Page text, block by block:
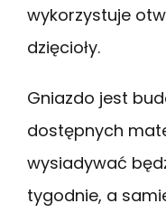
wykorzystuje
dzięcioły.
Gniazdo jest
dostępnych
wysiadywać
tygodnie, a